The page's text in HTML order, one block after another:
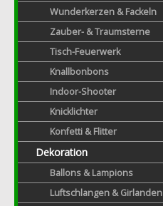
Wunderkerzen & Fackeln
Zauber- & Traumsterne
Tisch-Feuerwerk
Knallbonbons
Indoor-Shooter
Knicklichter
Konfetti & Flitter
Dekoration
Ballons & Lampions
Luftschlangen & Girlanden